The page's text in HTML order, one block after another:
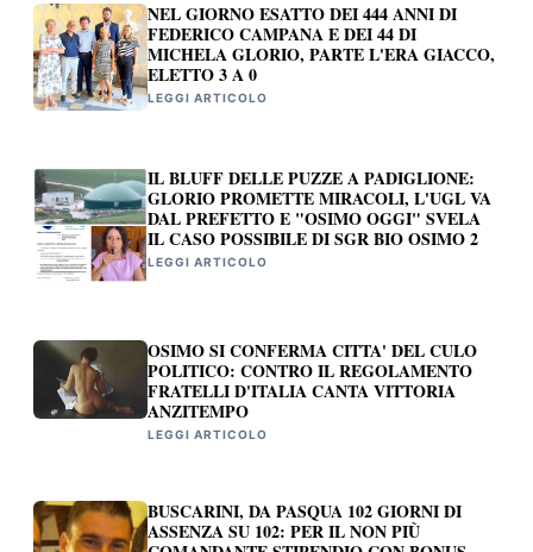
NEL GIORNO ESATTO DEI 444 ANNI DI
FEDERICO CAMPANA E DEI 44 DI
MICHELA GLORIO, PARTE L'ERA GIACCO,
ELETTO 3 A 0
LEGGI ARTICOLO
IL BLUFF DELLE PUZZE A PADIGLIONE:
GLORIO PROMETTE MIRACOLI, L'UGL VA
DAL PREFETTO E "OSIMO OGGI" SVELA
IL CASO POSSIBILE DI SGR BIO OSIMO 2
LEGGI ARTICOLO
OSIMO SI CONFERMA CITTA' DEL CULO
POLITICO: CONTRO IL REGOLAMENTO
FRATELLI D'ITALIA CANTA VITTORIA
ANZITEMPO
LEGGI ARTICOLO
BUSCARINI, DA PASQUA 102 GIORNI DI
ASSENZA SU 102: PER IL NON PIÙ